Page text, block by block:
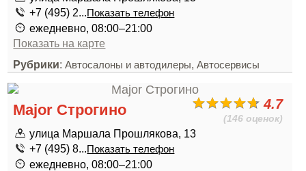
+7 (495) 2...Показать телефон
ежедневно, 08:00–21:00
Показать на карте
Рубрики:Автосалоны и автодилеры,Автосервисы
4.7
(146 оценок)
Major Строгино
улица Маршала Прошлякова, 13
+7 (495) 8...Показать телефон
ежедневно, 08:00–21:00